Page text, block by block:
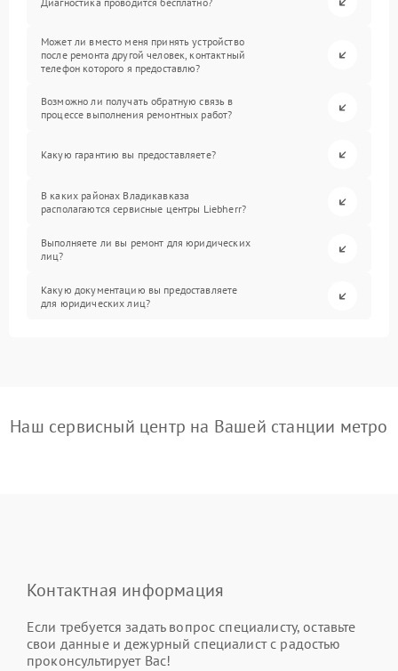
Может ли вместо меня принять устройство
после ремонта другой человек, контактный
телефон которого я предоставлю?
Возможно ли получать обратную связь в
процессе выполнения ремонтных работ?
Какую гарантию вы предоставляете?
В каких районах Владикавказа
располагаются сервисные центры Liebherr?
Выполняете ли вы ремонт для юридических
лиц?
Какую документацию вы предоставляете
для юридических лиц?
Наш сервисный центр на Вашей станции метро
Контактная информация
Если требуется задать вопрос специалисту, оставьте
свои данные и дежурный специалист с радостью
проконсультирует Вас!